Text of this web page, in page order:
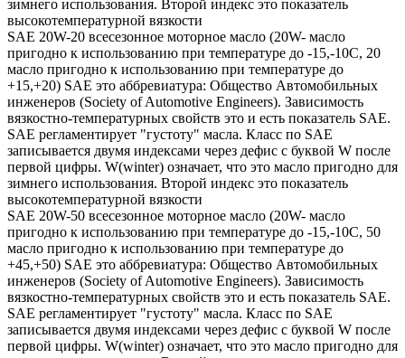
зимнего использования. Второй индекс это показатель
высокотемпературной вязкости
SAE 20W-20 всесезонное моторное масло (20W- масло
пригодно к использованию при температуре до -15,-10С, 20
масло пригодно к использованию при температуре до
+15,+20) SAE это аббревиатура: Общество Автомобильных
инженеров (Society of Automotive Engineers). Зависимость
вязкостно-температурных свойств это и есть показатель SAE.
SAE регламентирует "густоту" масла. Класс по SAE
записывается двумя индексами через дефис с буквой W после
первой цифры. W(winter) означает, что это масло пригодно для
зимнего использования. Второй индекс это показатель
высокотемпературной вязкости
SAE 20W-50 всесезонное моторное масло (20W- масло
пригодно к использованию при температуре до -15,-10С, 50
масло пригодно к использованию при температуре до
+45,+50) SAE это аббревиатура: Общество Автомобильных
инженеров (Society of Automotive Engineers). Зависимость
вязкостно-температурных свойств это и есть показатель SAE.
SAE регламентирует "густоту" масла. Класс по SAE
записывается двумя индексами через дефис с буквой W после
первой цифры. W(winter) означает, что это масло пригодно для